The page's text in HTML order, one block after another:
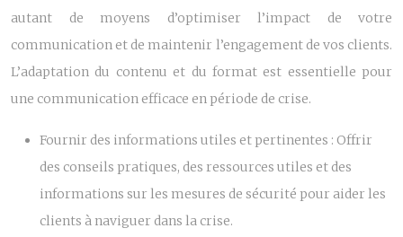
autant de moyens d’optimiser l’impact de votre
communication et de maintenir l’engagement de vos clients.
L’adaptation du contenu et du format est essentielle pour
une communication efficace en période de crise.
Fournir des informations utiles et pertinentes : Offrir
des conseils pratiques, des ressources utiles et des
informations sur les mesures de sécurité pour aider les
clients à naviguer dans la crise.